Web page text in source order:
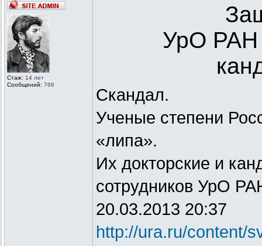
Стаж: 14 лет
Сообщений: 766
УрО РАН
Скандал.
Ученые степени
«липа».
Их докторские и
сотрудников УрО
20.03.2013 20:37
http://ura.ru/content/